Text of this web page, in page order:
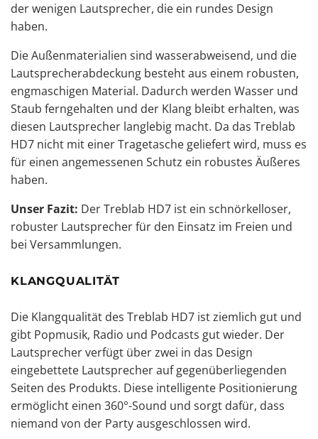
der wenigen Lautsprecher, die ein rundes Design
haben.
Die Außenmaterialien sind wasserabweisend, und die
Lautsprecherabdeckung besteht aus einem robusten,
engmaschigen Material. Dadurch werden Wasser und
Staub ferngehalten und der Klang bleibt erhalten, was
diesen Lautsprecher langlebig macht. Da das Treblab
HD7 nicht mit einer Tragetasche geliefert wird, muss es
für einen angemessenen Schutz ein robustes Äußeres
haben.
Unser Fazit: Der Treblab HD7 ist ein schnörkelloser,
robuster Lautsprecher für den Einsatz im Freien und
bei Versammlungen.
KLANGQUALITÄT
Die Klangqualität des Treblab HD7 ist ziemlich gut und
gibt Popmusik, Radio und Podcasts gut wieder. Der
Lautsprecher verfügt über zwei in das Design
eingebettete Lautsprecher auf gegenüberliegenden
Seiten des Produkts. Diese intelligente Positionierung
ermöglicht einen 360°-Sound und sorgt dafür, dass
niemand von der Party ausgeschlossen wird.